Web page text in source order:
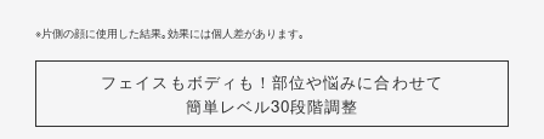
※片側の顔に使用した結果｡効果には個人差があります｡
フェイスもボディも！部位や悩みに合わせて
簡単レベル30段階調整